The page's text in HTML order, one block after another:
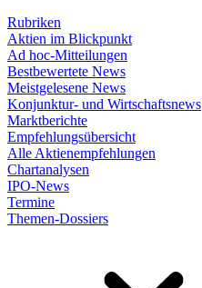
Rubriken
Aktien im Blickpunkt
Ad hoc-Mitteilungen
Bestbewertete News
Meistgelesene News
Konjunktur- und Wirtschaftsnews
Marktberichte
Empfehlungsübersicht
Alle Aktienempfehlungen
Chartanalysen
IPO-News
Termine
Themen-Dossiers